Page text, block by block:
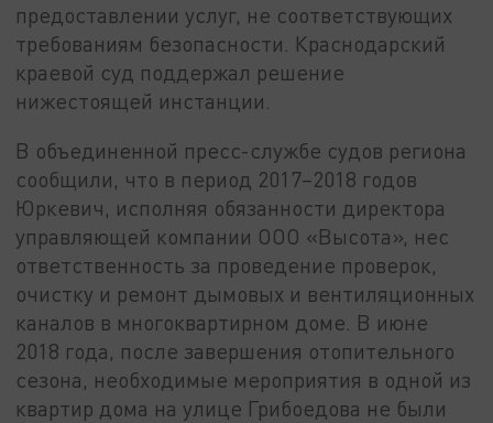
предоставлении услуг, не соответствующих
требованиям безопасности. Краснодарский
краевой суд поддержал решение
нижестоящей инстанции.
В объединенной пресс-службе судов региона
сообщили, что в период 2017–2018 годов
Юркевич, исполняя обязанности директора
управляющей компании ООО «Высота», нес
ответственность за проведение проверок,
очистку и ремонт дымовых и вентиляционных
каналов в многоквартирном доме. В июне
2018 года, после завершения отопительного
сезона, необходимые мероприятия в одной из
квартир дома на улице Грибоедова не были